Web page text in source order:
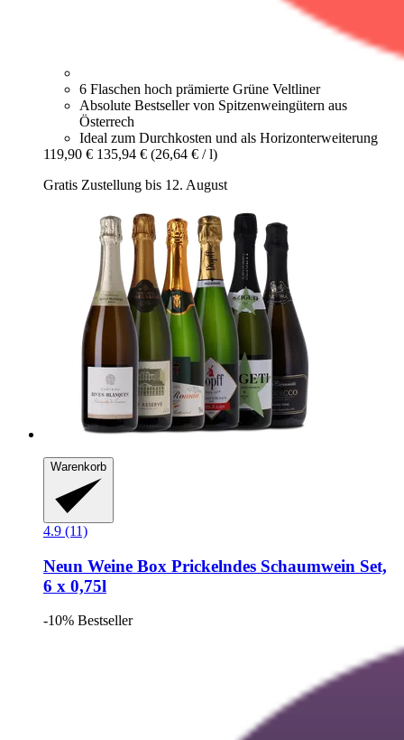
6 Flaschen hoch prämierte Grüne Veltliner
Absolute Bestseller von Spitzenweingütern aus
Österrech
Ideal zum Durchkosten und als Horizonterweiterung
119,90 € 135,94 € (26,64 € / l)
Gratis Zustellung bis 12. August
Warenkorb
4.9 (11)
Neun Weine Box Prickelndes Schaumwein Set,
6 x 0,75l
-10% Bestseller